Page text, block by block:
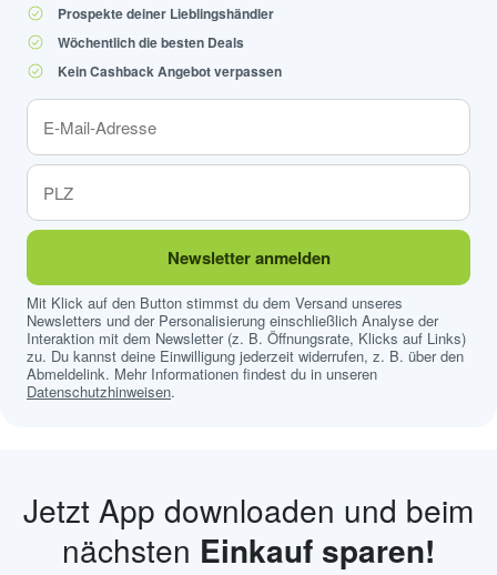
Prospekte deiner Lieblingshändler
Wöchentlich die besten Deals
Kein Cashback Angebot verpassen
Newsletter anmelden
Mit Klick auf den Button stimmst du dem Versand unseres
Newsletters und der Personalisierung einschließlich Analyse der
Interaktion mit dem Newsletter (z. B. Öffnungsrate, Klicks auf Links)
zu. Du kannst deine Einwilligung jederzeit widerrufen, z. B. über den
Abmeldelink. Mehr Informationen findest du in unseren
Datenschutzhinweisen.
Jetzt App downloaden und beim
nächsten Einkauf sparen!